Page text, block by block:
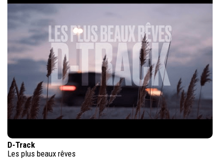
D-Track
Les plus beaux rêves